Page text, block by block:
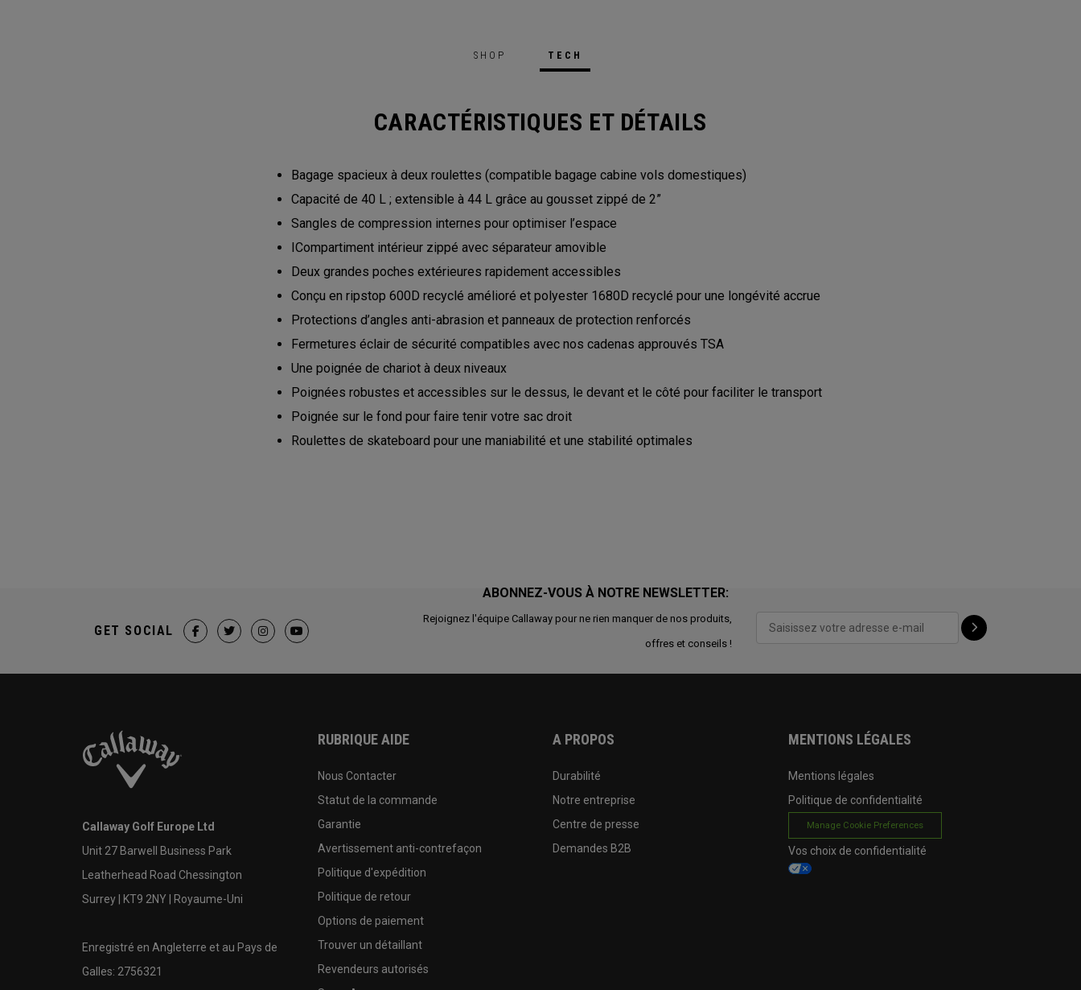
SHOP TECH
CARACTÉRISTIQUES ET DÉTAILS
Bagage spacieux à deux roulettes (compatible bagage cabine vols domestiques)
Capacité de 40 L ; extensible à 44 L grâce au gousset zippé de 2”
Sangles de compression internes pour optimiser l’espace
ICompartiment intérieur zippé avec séparateur amovible
Deux grandes poches extérieures rapidement accessibles
Conçu en ripstop 600D recyclé amélioré et polyester 1680D recyclé pour une longévité accrue
Protections d’angles anti-abrasion et panneaux de protection renforcés
Fermetures éclair de sécurité compatibles avec nos cadenas approuvés TSA
Une poignée de chariot à deux niveaux
Poignées robustes et accessibles sur le dessus, le devant et le côté pour faciliter le transport
Poignée sur le fond pour faire tenir votre sac droit
Roulettes de skateboard pour une maniabilité et une stabilité optimales
ABONNEZ-VOUS À NOTRE NEWSLETTER:
Rejoignez l'équipe Callaway pour ne rien manquer de nos produits,
offres et conseils !
GET SOCIAL
Callaway Golf Europe Ltd
Unit 27 Barwell Business Park
Leatherhead Road Chessington
Surrey | KT9 2NY | Royaume-Uni
Enregistré en Angleterre et au Pays de
Galles: 2756321
RUBRIQUE AIDE
Nous Contacter
Statut de la commande
Garantie
Avertissement anti-contrefaçon
Politique d'expédition
Politique de retour
Options de paiement
Trouver un détaillant
Revendeurs autorisés
A PROPOS
Durabilité
Notre entreprise
Centre de presse
Demandes B2B
MENTIONS LÉGALES
Mentions légales
Politique de confidentialité
Manage Cookie Preferences
Vos choix de confidentialité